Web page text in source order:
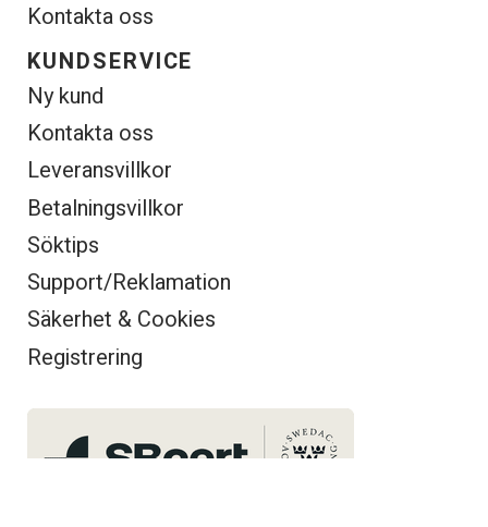
Kontakta oss
KUNDSERVICE
Ny kund
Kontakta oss
Leveransvillkor
Betalningsvillkor
Söktips
Support/Reklamation
Säkerhet & Cookies
Registrering